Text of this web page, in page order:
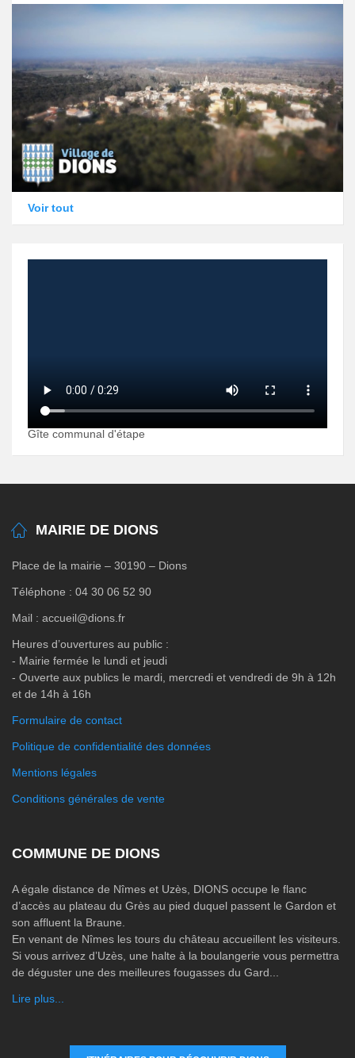
Voir tout
Gîte communal d'étape
MAIRIE DE DIONS
Place de la mairie – 30190 – Dions
Téléphone : 04 30 06 52 90
Mail : accueil@dions.fr
Heures d’ouvertures au public :
- Mairie fermée le lundi et jeudi
- Ouverte aux publics le mardi, mercredi et vendredi de 9h à 12h
et de 14h à 16h
Formulaire de contact
Politique de confidentialité des données
Mentions légales
Conditions générales de vente
COMMUNE DE DIONS
A égale distance de Nîmes et Uzès, DIONS occupe le flanc
d’accès au plateau du Grès au pied duquel passent le Gardon et
son affluent la Braune.
En venant de Nîmes les tours du château accueillent les visiteurs.
Si vous arrivez d’Uzès, une halte à la boulangerie vous permettra
de déguster une des meilleures fougasses du Gard...
Lire plus...